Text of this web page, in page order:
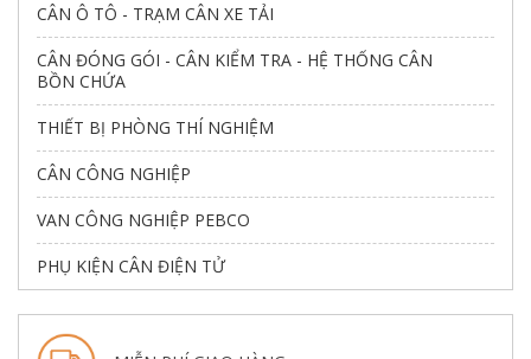
CÂN Ô TÔ - TRẠM CÂN XE TẢI
CÂN ĐÓNG GÓI - CÂN KIỂM TRA - HỆ THỐNG CÂN
BỒN CHỨA
THIẾT BỊ PHÒNG THÍ NGHIỆM
CÂN CÔNG NGHIỆP
VAN CÔNG NGHIỆP PEBCO
PHỤ KIỆN CÂN ĐIỆN TỬ